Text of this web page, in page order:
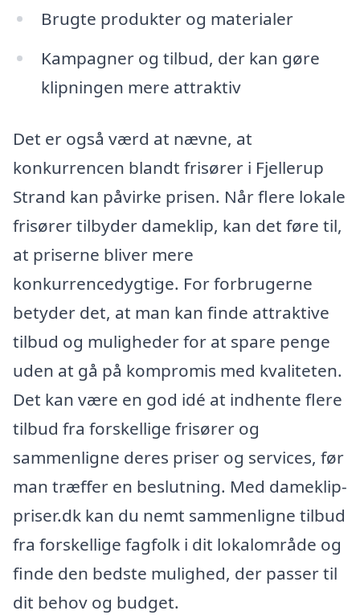
Brugte produkter og materialer
Kampagner og tilbud, der kan gøre
klipningen mere attraktiv
Det er også værd at nævne, at
konkurrencen blandt frisører i Fjellerup
Strand kan påvirke prisen. Når flere lokale
frisører tilbyder dameklip, kan det føre til,
at priserne bliver mere
konkurrencedygtige. For forbrugerne
betyder det, at man kan finde attraktive
tilbud og muligheder for at spare penge
uden at gå på kompromis med kvaliteten.
Det kan være en god idé at indhente flere
tilbud fra forskellige frisører og
sammenligne deres priser og services, før
man træffer en beslutning. Med dameklip-
priser.dk kan du nemt sammenligne tilbud
fra forskellige fagfolk i dit lokalområde og
finde den bedste mulighed, der passer til
dit behov og budget.